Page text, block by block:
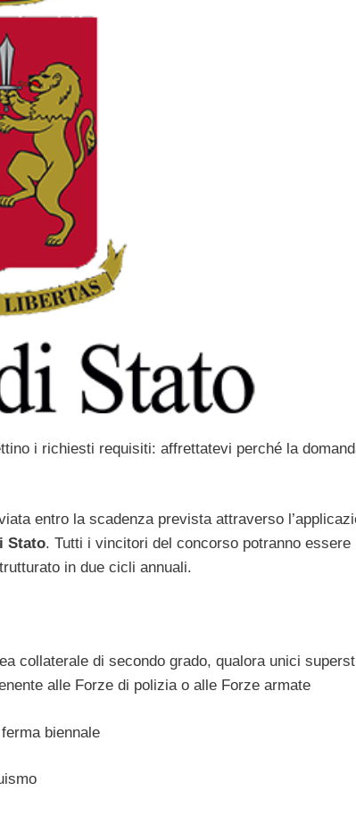
i richiesti requisiti: affrettatevi perché la
entro la scadenza prevista attraverso
Stato. Tutti i vincitori del concorso potranno essere
in due cicli annuali.
collaterale di secondo grado, qualora unici
alle Forze di polizia o alle Forze armate
biennale